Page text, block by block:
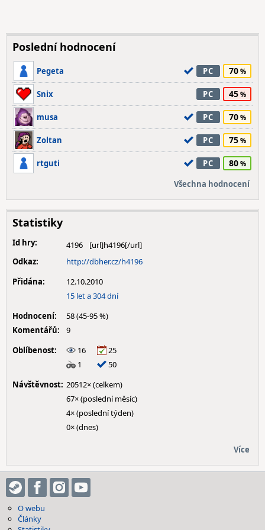
Poslední hodnocení
Pegeta PC 70
Snix PC 45
musa PC 70
Zoltan PC 75
rtguti PC 80
Všechna hodnocení
Statistiky
Id hry:
4196
Odkaz:
http://dbher.cz/h4196
Přidána:
12.10.2010
15 let a 304 dní
Hodnocení:
58 (45-95 %)
Komentářů:
9
Oblíbenost:
16
25
1
50
Návštěvnost: 20512× (celkem)
67× (poslední měsíc)
4× (poslední týden)
0× (dnes)
Více
O webu
Články